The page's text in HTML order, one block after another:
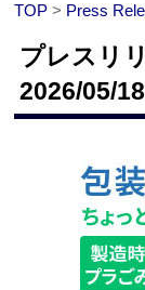
TOP > Press
プレスリ
2026/05/18